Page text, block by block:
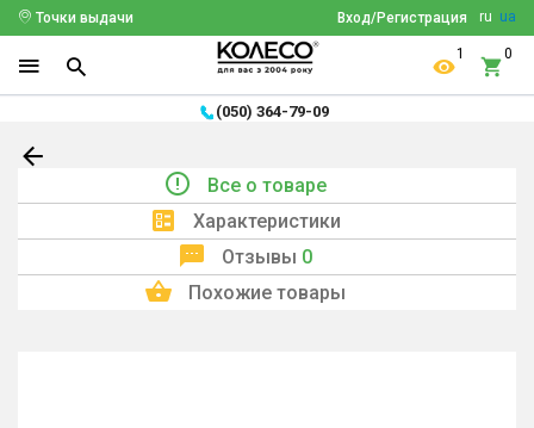
ru ua
Вход/Регистрация
Точки выдачи
1 0
(050) 364-79-09
Все о товаре
Характеристики
Отзывы 0
Похожие товары